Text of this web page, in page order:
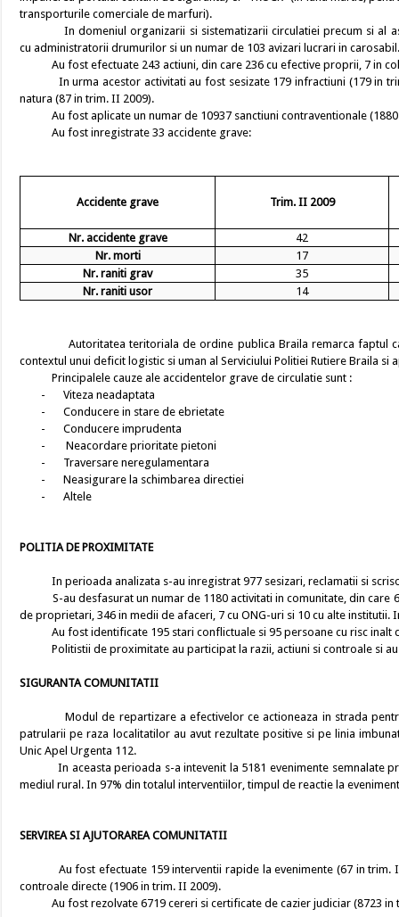
transporturile comerciale de marfuri).
In domeniul organizarii si sistematizarii circulatiei precum si al
cu administratorii drumurilor si un numar de 103 avizari lucrari in
Au fost efectuate 243 actiuni, din care 236 cu efective proprii, 7 in
In urma acestor activitati au fost sesizate 179 infractiuni (179 in
natura (87 in trim. II 2009).
Au fost aplicate un numar de 10937 sanctiuni contraventionale
Au fost inregistrate 33 accidente grave:
Accidente grave Trim. II 2009
Nr. accidente grave
42
Nr. morti
17
Nr. raniti grav
35
Nr. raniti usor
14
Autoritatea teritoriala de ordine publica Braila remarca faptul ca
contextul unui deficit logistic si uman al Serviciului Politiei Rutiere Braila si
Principalele cauze ale accidentelor grave de circulatie sunt :
-
Viteza neadaptata
-
Conducere in stare de ebrietate
-
Conducere imprudenta
-
Neacordare prioritate pietoni
-
Traversare neregulamentara
-
Neasigurare la schimbarea directiei
-
Altele
POLITIA DE PROXIMITATE
In perioada analizata s-au inregistrat 977 sesizari, reclamatii si
S-au desfasurat un numar de 1180 activitati in comunitate, din care
de proprietari, 346 in medii de afaceri, 7 cu ONG-uri si 10 cu alte
Au fost identificate 195 stari conflictuale si 95 persoane cu risc inalt
Politistii de proximitate au participat la razii, actiuni si controale si
SIGURANTA COMUNITATII
Modul de repartizare a efectivelor ce actioneaza in strada pentru
patrularii pe raza localitatilor au avut rezultate positive si pe linia
Unic Apel Urgenta 112.
In aceasta perioada s-a intevenit la 5181 evenimente semnalate
mediul rural. In 97% din totalul interventiilor, timpul de reactie la
SERVIREA SI AJUTORAREA COMUNITATII
Au fost efectuate 159 interventii rapide la evenimente (67 in
controale directe (1906 in trim. II 2009).
Au fost rezolvate 6719 cereri si certificate de cazier judiciar (8723 in